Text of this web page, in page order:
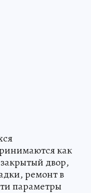
как
двор,
ремонт в
параметры